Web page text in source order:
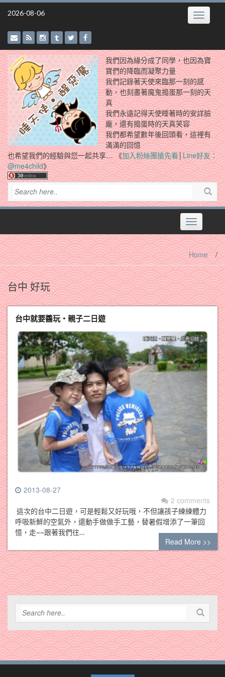
Skip
2026-08-06 Toggle
我們因為緣分成了同學，也因為寶
寶們的降臨而凝聚力量
我們記錄著天使來臨那一刻的感
動，也刻畫著魔鬼搗蛋那一刻的天
真
我們永遠記得天使睡著時的安詳臉
龐，還有搗蛋時的天真笑容
我們都希望數年後回頭看，這裡有
滿滿的回憶
也希望我們的經驗與您一起共享… 《加入粉絲團搶先看│Line好友：
@me4child》
Toggle
navigation
Home /
台中 好玩
台中就要醬玩‧親子二日遊
2013-08-27
2 comments
這次的台中二日遊，可是輕鬆又好玩哦，不但讓孩子練練體力
呼吸新鮮的空氣外，還動手做做手工藝，替暑假增添了一筆回
憶，走~~跟著我們往…
Read More >>